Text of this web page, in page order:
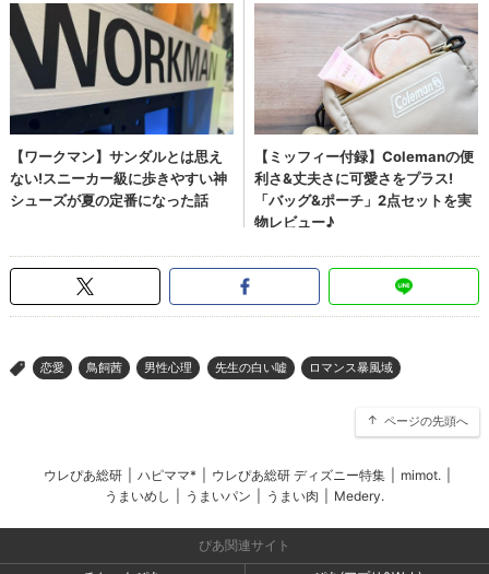
> 恋愛 鳥飼茜 男性心理 先生の白い嘘 ロマンス暴風域
ページの先頭へ
ウレぴあ総研 ハピママ* ウレぴあ総研 ディズニー特集 mimot.
うまいめし
うまいパン うまい肉 Medery.
ぴあ関連サイト